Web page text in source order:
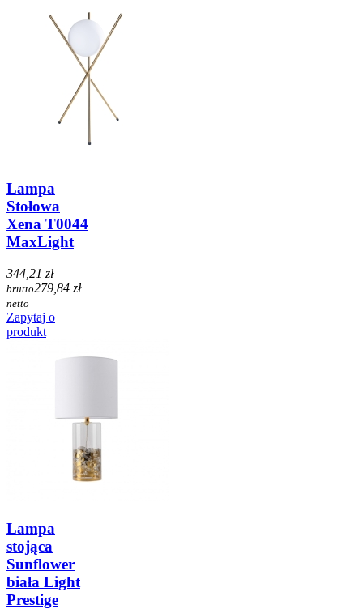
Lampa
Stołowa
Xena T0044
MaxLight
344,21 zł
brutto279,84 zł
netto
Zapytaj o
produkt
Lampa
stojąca
Sunflower
biała Light
Prestige